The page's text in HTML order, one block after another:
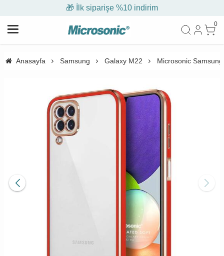
🎁 İlk siparişe %10 indirim
0
Anasayfa Samsung Galaxy M22 Microsonic Samsung